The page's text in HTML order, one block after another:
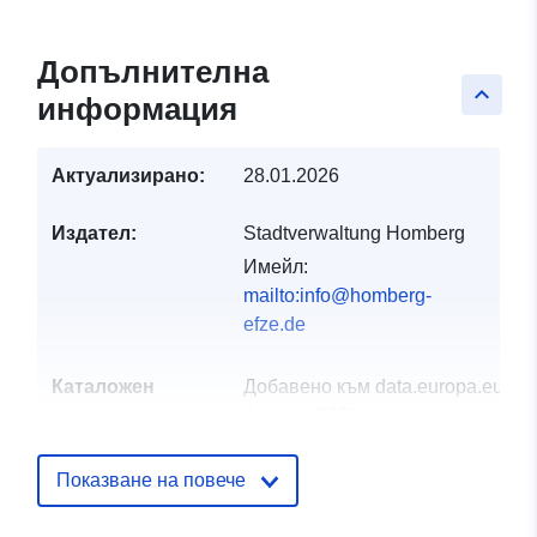
keyboard_arrow_up
Допълнителна
информация
Актуализирано: 28.01.2026
Издател:
Stadtverwaltung Homberg
Имейл:
mailto:info@homberg-
efze.de
Каталожен
Добавено към data.europa.eu:
25 July 2026
Показване на повече